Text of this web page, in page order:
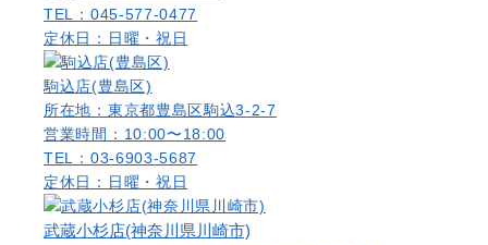
TEL：045-577-0477
定休日：日曜・祝日
駒込店(豊島区)
所在地：東京都豊島区駒込3-2-7
営業時間：10:00〜18:00
TEL：03-6903-5687
定休日：日曜・祝日
武蔵小杉店(神奈川県川崎市)